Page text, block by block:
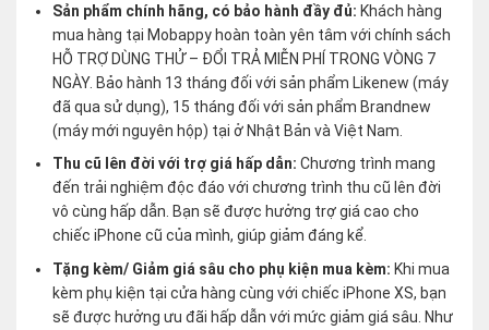
Sản phẩm chính hãng, có bảo hành đầy đủ: Khách hàng
mua hàng tại Mobappy hoàn toàn yên tâm với chính sách
HỖ TRỢ DÙNG THỬ – ĐỔI TRẢ MIỄN PHÍ TRONG VÒNG 7
NGÀY. Bảo hành 13 tháng đối với sản phẩm Likenew (máy
đã qua sử dụng), 15 tháng đối với sản phẩm Brandnew
(máy mới nguyên hộp) tại ở Nhật Bản và Việt Nam.
Thu cũ lên đời với trợ giá hấp dẫn:Chương trình mang
đến trải nghiệm độc đáo với chương trình thu cũ lên đời
vô cùng hấp dẫn. Bạn sẽ được hưởng trợ giá cao cho
chiếc iPhone cũ của mình, giúp giảm đáng kể.
Tặng kèm/ Giảm giá sâu cho phụ kiện mua kèm: Khi mua
kèm phụ kiện tại cửa hàng cùng với chiếc iPhone XS, bạn
sẽ được hưởng ưu đãi hấp dẫn với mức giảm giá sâu. Như